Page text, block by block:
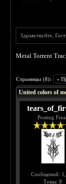
Здравствуйте,
Metal Torrent
Страницы (8): «
United colors of
Posting
Сообщений:
Темы: 8